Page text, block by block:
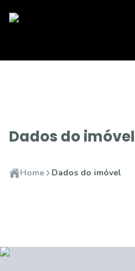
Dados do imóvel
Home Dados do imóvel